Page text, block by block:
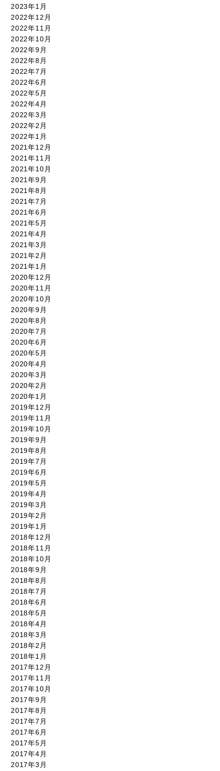
2023年1月
2022年12月
2022年11月
2022年10月
2022年9月
2022年8月
2022年7月
2022年6月
2022年5月
2022年4月
2022年3月
2022年2月
2022年1月
2021年12月
2021年11月
2021年10月
2021年9月
2021年8月
2021年7月
2021年6月
2021年5月
2021年4月
2021年3月
2021年2月
2021年1月
2020年12月
2020年11月
2020年10月
2020年9月
2020年8月
2020年7月
2020年6月
2020年5月
2020年4月
2020年3月
2020年2月
2020年1月
2019年12月
2019年11月
2019年10月
2019年9月
2019年8月
2019年7月
2019年6月
2019年5月
2019年4月
2019年3月
2019年2月
2019年1月
2018年12月
2018年11月
2018年10月
2018年9月
2018年8月
2018年7月
2018年6月
2018年5月
2018年4月
2018年3月
2018年2月
2018年1月
2017年12月
2017年11月
2017年10月
2017年9月
2017年8月
2017年7月
2017年6月
2017年5月
2017年4月
2017年3月